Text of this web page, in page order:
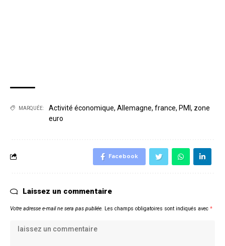
MARQUÉE: Activité économique, Allemagne, france, PMI , zone
euro
Facebook
Laissez un commentaire
Votre adresse e-mail ne sera pas publiée. Les champs obligatoires sont indiqués avec *